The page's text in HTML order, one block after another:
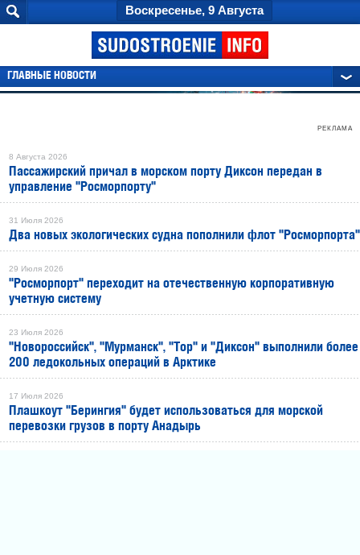
Воскресенье, 9 Августа
ГЛАВНЫЕ НОВОСТИ
РЕКЛАМА
8 Августа 2026
Пассажирский причал в морском порту Диксон передан в
управление "Росморпорту"
31 Июля 2026
Два новых экологических судна пополнили флот "Росморпорта"
29 Июля 2026
"Росморпорт" переходит на отечественную корпоративную
учетную систему
23 Июля 2026
"Новороссийск", "Мурманск", "Тор" и "Диксон" выполнили более
200 ледокольных операций в Арктике
17 Июля 2026
Плашкоут "Берингия" будет использоваться для морской
перевозки грузов в порту Анадырь